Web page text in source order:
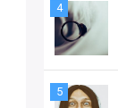
4
5